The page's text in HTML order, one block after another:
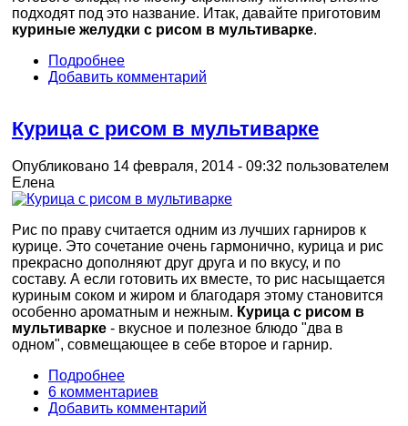
подходят под это название. Итак, давайте приготовим
куриные желудки с рисом в мультиварке.
Подробнее
Добавить комментарий
Курица с рисом в мультиварке
Опубликовано 14 февраля, 2014 - 09:32 пользователем
Елена
Рис по праву считается одним из лучших гарниров к
курице. Это сочетание очень гармонично, курица и рис
прекрасно дополняют друг друга и по вкусу, и по
составу. А если готовить их вместе, то рис насыщается
куриным соком и жиром и благодаря этому становится
особенно ароматным и нежным. Курица с рисом в
мультиварке - вкусное и полезное блюдо "два в
одном", совмещающее в себе второе и гарнир.
Подробнее
6 комментариев
Добавить комментарий